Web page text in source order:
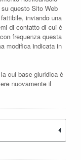
questo Sito Web
inviando una
di contatto di cui è
frequenza questa
modifica indicata in
cui base giuridica è
nuovamente il